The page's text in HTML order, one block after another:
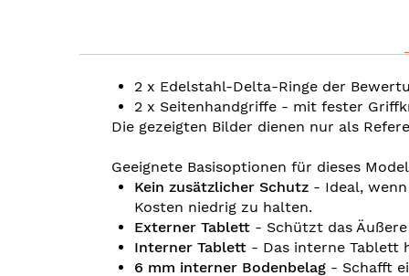
2 x Edelstahl-Delta-Ringe der
2 x Seitenhandgriffe - mit fester
Die gezeigten Bilder dienen nur als
Geeignete Basisoptionen für dieses
Kein zusätzlicher Schutz - Ideal,
Kosten niedrig zu halten.
Externer Tablett - Schützt das
Interner Tablett - Das interne Tablett
6 mm interner Bodenbelag - Schafft